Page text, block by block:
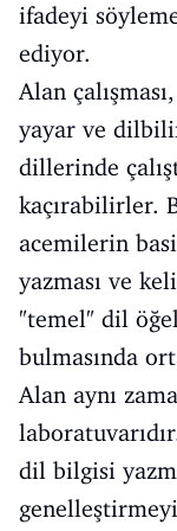
ifadeyi
ediyor.
Alan
yayar ve
dillerinde
kaçırabilirler.
acemilerin
yazması ve
"temel" dil
bulmasında
Alan aynı
dil bilgisi